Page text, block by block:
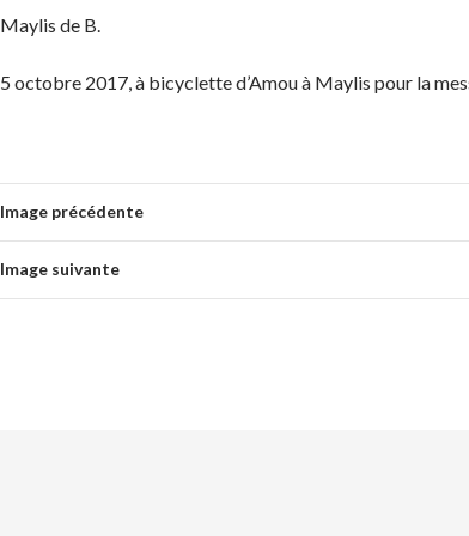
Maylis de B.
5 octobre 2017, à bicyclette d’Amou à Maylis pour la
Image précédente
Image suivante